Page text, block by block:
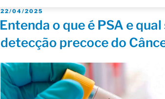
22/04/2025
Entenda o que é PSA e
detecção precoce do